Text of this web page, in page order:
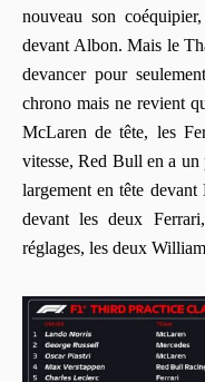
nouveau son
devant Albon. Mais le
devancer pour
chrono mais ne revient
McLaren de tête, les
vitesse, Red Bull en a un
largement en tête devant
devant les deux
réglages, les deux